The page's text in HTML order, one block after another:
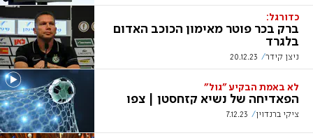
כדורגל:
ברק בכר פוטר מאימון הכוכב האדום
בלגרד
ניצן קידר 20.12.23
לא באמת הבקיע "גול"
הפאדיחה של נשיא קזחסטן | צפו
ציקי ברנדוין 7.12.23